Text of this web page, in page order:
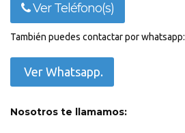
Ver Teléfono(s)
También puedes contactar por whatsapp:
Ver Whatsapp.
Nosotros te llamamos: